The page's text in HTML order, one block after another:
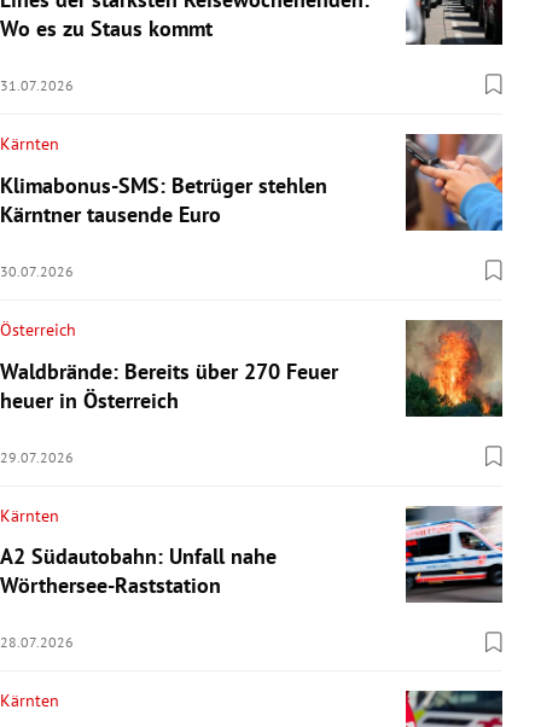
Wo es zu Staus kommt
31.07.2026
Kärnten
Klimabonus-SMS: Betrüger stehlen
Kärntner tausende Euro
30.07.2026
Österreich
Waldbrände: Bereits über 270 Feuer
heuer in Österreich
29.07.2026
Kärnten
A2 Südautobahn: Unfall nahe
Wörthersee-Raststation
28.07.2026
Kärnten